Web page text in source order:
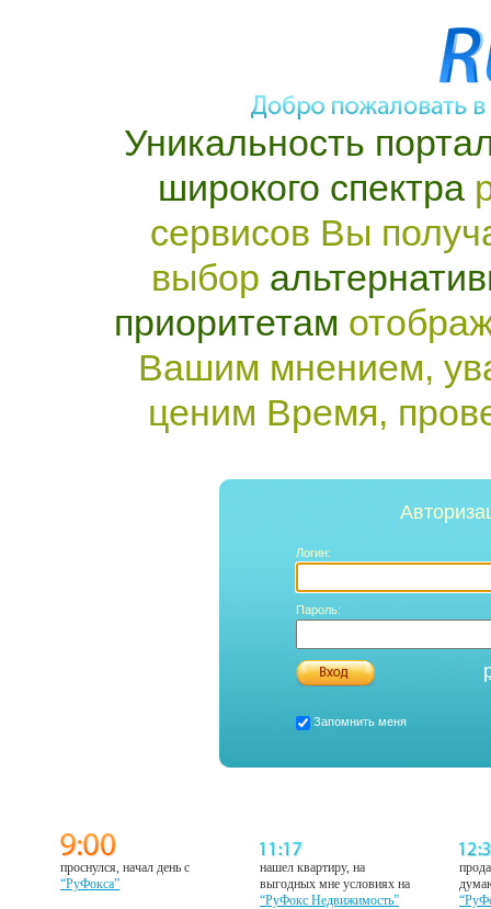
Уникальность
широкого спектра
сервисов Вы
выбор
приоритетам
Вашим мнением,
ценим Время,
Логин:
Пароль:
Запомнить меня
проснулся, начал день с
“РуФокса”
нашел квартиру, на
выгодных мне условиях на
“РуФокс Недвижимость”